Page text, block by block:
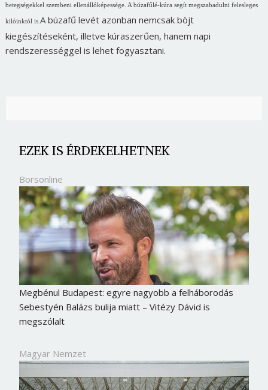
betegségekkel szembeni ellenállóképessége. A búzafűlé-kúra segít megszabadulni felesleges
kilóinktól is.A búzafű levét azonban nemcsak böjt
kiegészítéseként, illetve kúraszerűen, hanem napi
rendszerességgel is lehet fogyasztani.
EZEK IS ÉRDEKELHETNEK
Borsonline
Megbénul Budapest: egyre nagyobb a felháborodás
Sebestyén Balázs bulija miatt – Vitézy Dávid is
megszólalt
Magyar Nemzet